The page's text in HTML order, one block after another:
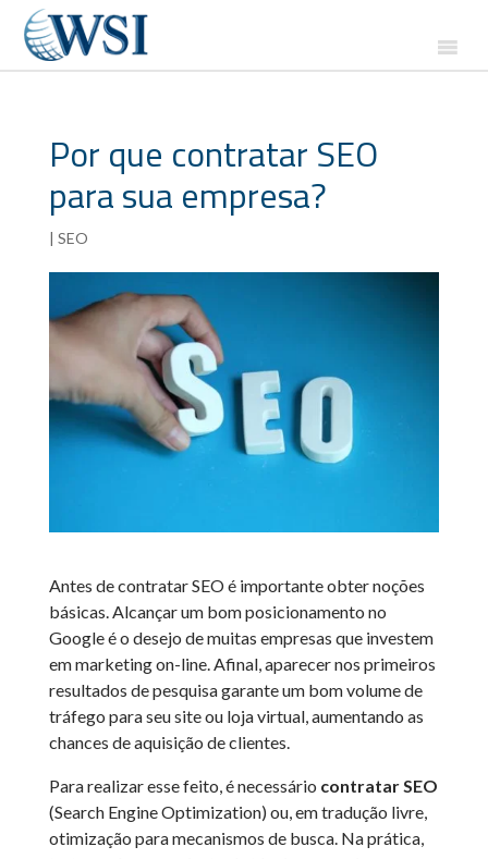
Por que contratar SEO
para sua empresa?
| SEO
Antes de contratar SEO é importante obter noções
básicas. Alcançar um bom posicionamento no
Google é o desejo de muitas empresas que investem
em marketing on-line. Afinal, aparecer nos primeiros
resultados de pesquisa garante um bom volume de
tráfego para seu site ou loja virtual, aumentando as
chances de aquisição de clientes.
Para realizar esse feito, é necessário contratar SEO
(Search Engine Optimization) ou, em tradução livre,
otimização para mecanismos de busca. Na prática,